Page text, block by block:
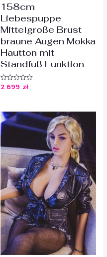
158cm
Liebespuppe
Mittelgroße Brust
braune Augen Mokka
Hautton mit
Standfuß Funktion
Oceniono
2 699 zł